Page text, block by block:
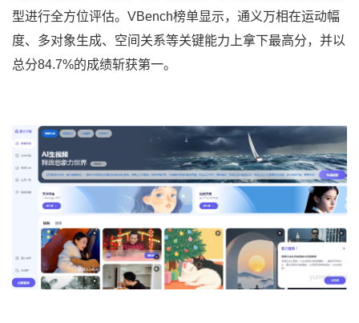
型进行全方位评估。VBench榜单显示，通义万相在运动幅
度、多对象生成、空间关系等关键能力上拿下最高分，并以
总分84.7%的成绩斩获第一。